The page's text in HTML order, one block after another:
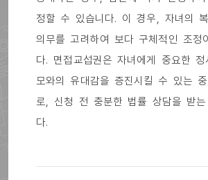
정할 수 있습니다. 이 경우, 자녀의
의무를 고려하여 보다 구체적인 조정
다. 면접교섭권은 자녀에게 중요한
모와의 유대감을 증진시킬 수 있는
로, 신청 전 충분한 법률 상담을 받는
다.